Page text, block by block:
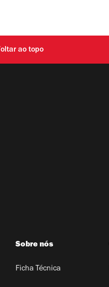
ao topo
Sobre nós
Ficha Técnica